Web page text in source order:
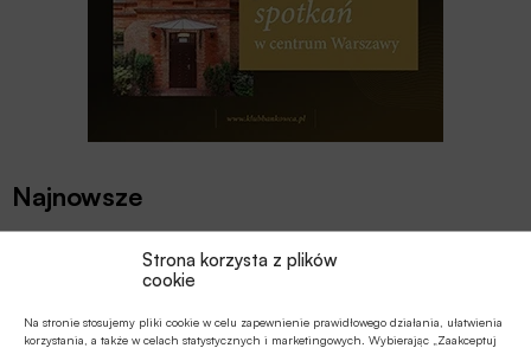
Strona korzysta z plików
cookie
Na stronie stosujemy pliki cookie w celu zapewnienie prawidłowego działania, ułatwienia
korzystania, a także w celach statystycznych i marketingowych. Wybierając „Zaakceptuj
Najnowsze
Z RYNKU FINANSOWEGO
Autopay o polskim rynku płatności